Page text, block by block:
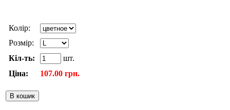
Колір:
Розмір:
Кіл-ть:
шт.
Ціна:
107.00 грн.